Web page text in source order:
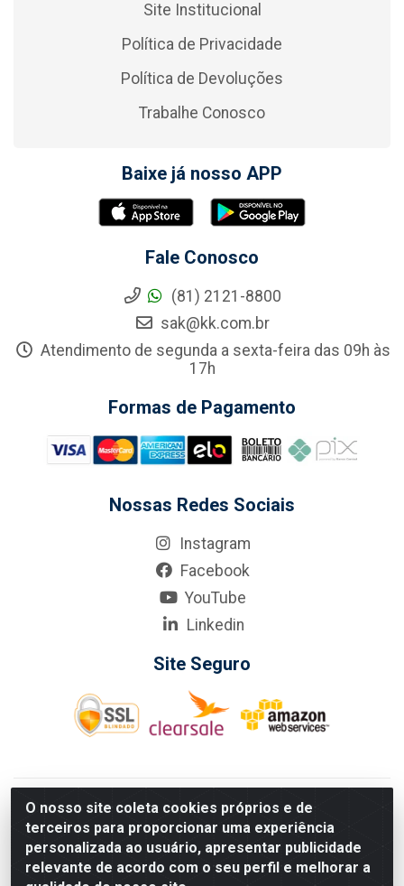
O nosso site coleta cookies próprios e de
terceiros para proporcionar uma experiência
personalizada ao usuário, apresentar publicidade
relevante de acordo com o seu perfil e melhorar a
Site Institucional
Política de Privacidade
Política de Devoluções
Trabalhe Conosco
Baixe já nosso APP
Fale Conosco
(81) 2121-8800
sak@kk.com.br
Atendimento de segunda a sexta-feira das 09h às
17h
Formas de Pagamento
Nossas Redes Sociais
Instagram
Facebook
YouTube
Linkedin
Site Seguro
KarneKeijo Logistica Integrada LTDA - Rod. Br-101 Sul, nº3700
- Barro, Recife/PE, 50900-400 CNPJ: 24.150.377/0001-95
Estados atendidos pela KarneKeijo: PE, PB e RN.